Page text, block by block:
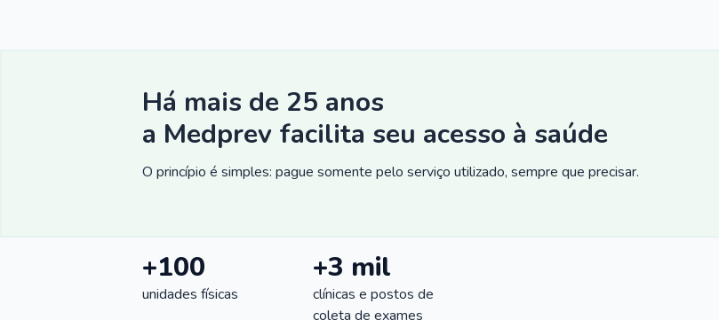
Há mais de 25 anos
a Medprev facilita seu acesso à saúde
O princípio é simples: pague somente pelo serviço utilizado, sempre que precisar.
+100
unidades físicas
+3 mil
clínicas e postos de
coleta de exames